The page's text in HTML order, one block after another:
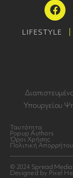
LIFESTYLE
Υπουργείου
Ταυτότητα
Popup Authors
Όροι Χρήσης
Πολιτική
© 2024 Spread Media
Designed by Pixel